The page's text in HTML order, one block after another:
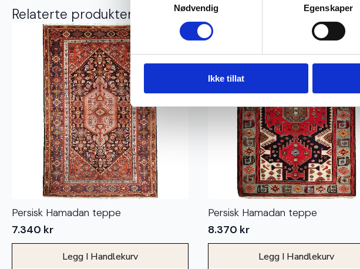
Nødvendig
Egenskaper
Ikke tillat
Relaterte produkter
Ekte
Persisk Hamadan teppe
7.340 kr
Legg I Handlekurv
Persisk Hamadan teppe
8.370 kr
Legg I Handlekurv